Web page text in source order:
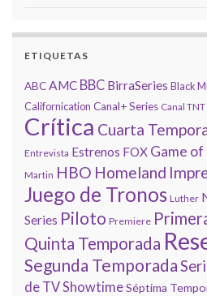
ETIQUETAS
ABC AMC BBC BirraSeries Black
Californication Canal+ Series Canal TNT
Crítica Cuarta
Entrevista Estrenos FOX Game
Martin HBO Homeland
Juego de Tronos Luther
Series Piloto Premiere
Quinta Temporada
Segunda Temporada
de TVShowtimeSéptima